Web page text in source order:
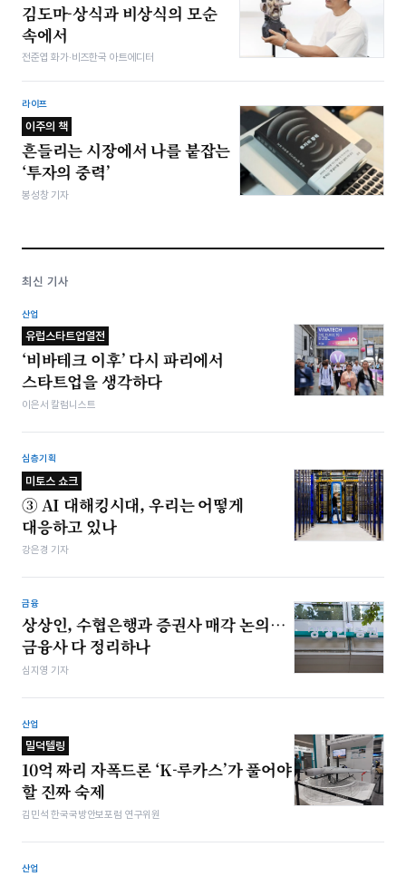
김도마-상식과 비상식의 모순
속에서
전준엽 화가·비즈한국 아트에디터
라이프
이주의 책
흔들리는 시장에서 나를 붙잡는
‘투자의 중력’
봉성창 기자
최신 기사
산업
유럽스타트업열전
‘비바테크 이후’ 다시 파리에서
스타트업을 생각하다
이은서 칼럼니스트
심층기획
미토스 쇼크
③ AI 대해킹시대, 우리는 어떻게
대응하고 있나
강은경 기자
금융
상상인, 수협은행과 증권사 매각 논의…
금융사 다 정리하나
심지영 기자
산업
밀덕텔링
10억 짜리 자폭드론 ‘K-루카스’가 풀어야
할 진짜 숙제
김민석 한국국방안보포럼 연구위원
산업